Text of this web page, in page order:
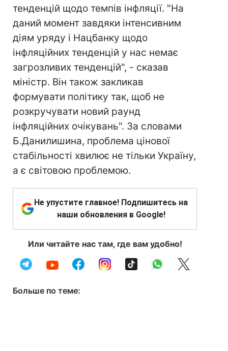
тенденцій щодо темпів інфляції. "На
даний момент завдяки інтенсивним
діям уряду і Нацбанку щодо
інфляційних тенденцій у нас немає
загрозливих тенденцій", - сказав
міністр. Він також закликав
формувати політику так, щоб не
розкручувати новий раунд
інфляційних очікувань". За словами
Б.Данилишина, проблема цінової
стабільності хвилює не тільки Україну,
а є світовою проблемою.
Не упустите главное! Подпишитесь на
наши обновления в Google!
Или читайте нас там, где вам удобно!
Больше по теме: